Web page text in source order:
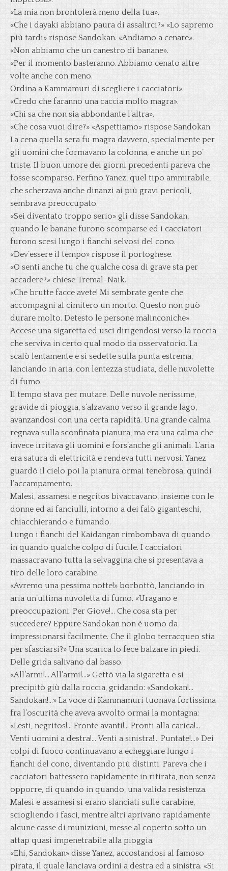
«La mia non brontolerà meno della tua».
«Che i dayaki abbiano paura di assalirci?» «Lo sapremo
più tardi» rispose Sandokan. «Andiamo a cenare».
«Non abbiamo che un canestro di banane».
«Per il momento basteranno. Abbiamo cenato altre
volte anche con meno.
Ordina a Kammamuri di scegliere i cacciatori».
«Credo che faranno una caccia molto magra».
«Chi sa che non sia abbondante l’altra».
«Che cosa vuoi dire?» «Aspettiamo» rispose Sandokan.
La cena quella sera fu magra davvero, specialmente per
gli uomini che formavano la colonna, e anche un po’
triste. Il buon umore dei giorni precedenti pareva che
fosse scomparso. Perfino Yanez, quel tipo ammirabile,
che scherzava anche dinanzi ai più gravi pericoli,
sembrava preoccupato.
«Sei diventato troppo serio» gli disse Sandokan,
quando le banane furono scomparse ed i cacciatori
furono scesi lungo i fianchi selvosi del cono.
«Dev’essere il tempo» rispose il portoghese.
«O senti anche tu che qualche cosa di grave sta per
accadere?» chiese Tremal-Naik.
«Che brutte facce avete! Mi sembrate gente che
accompagni al cimitero un morto. Questo non può
durare molto. Detesto le persone malinconiche».
Accese una sigaretta ed uscì dirigendosi verso la roccia
che serviva in certo qual modo da osservatorio. La
scalò lentamente e si sedette sulla punta estrema,
lanciando in aria, con lentezza studiata, delle nuvolette
di fumo.
Il tempo stava per mutare. Delle nuvole nerissime,
gravide di pioggia, s’alzavano verso il grande lago,
avanzandosi con una certa rapidità. Una grande calma
regnava sulla sconfinata pianura, ma era una calma che
invece irritava gli uomini e fors’anche gli animali. L’aria
era satura di elettricità e rendeva tutti nervosi. Yanez
guardò il cielo poi la pianura ormai tenebrosa, quindi
l’accampamento.
Malesi, assamesi e negritos bivaccavano, insieme con le
donne ed ai fanciulli, intorno a dei falò giganteschi,
chiacchierando e fumando.
Lungo i fianchi del Kaidangan rimbombava di quando
in quando qualche colpo di fucile. I cacciatori
massacravano tutta la selvaggina che si presentava a
tiro delle loro carabine.
«Avremo una pessima notte!» borbottò, lanciando in
aria un’ultima nuvoletta di fumo. «Uragano e
preoccupazioni. Per Giove!… Che cosa sta per
succedere? Eppure Sandokan non è uomo da
impressionarsi facilmente. Che il globo terracqueo stia
per sfasciarsi?» Una scarica lo fece balzare in piedi.
Delle grida salivano dal basso.
«All’armi!… All’armi!…» Gettò via la sigaretta e si
precipitò giù dalla roccia, gridando: «Sandokan!…
Sandokan!…» La voce di Kammamuri tuonava fortissima
fra l’oscurità che aveva avvolto ormai la montagna:
«Lesti, negritos!… Fronte avanti!… Pronti alla carica!…
Venti uomini a destra!… Venti a sinistra!… Puntate!…» Dei
colpi di fuoco continuavano a echeggiare lungo i
fianchi del cono, diventando più distinti. Pareva che i
cacciatori battessero rapidamente in ritirata, non senza
opporre, di quando in quando, una valida resistenza.
Malesi e assamesi si erano slanciati sulle carabine,
sciogliendo i fasci, mentre altri aprivano rapidamente
alcune casse di munizioni, messe al coperto sotto un
attap quasi impenetrabile alla pioggia.
«Ehi, Sandokan» disse Yanez, accostandosi al famoso
pirata, il quale lanciava ordini a destra ed a sinistra. «Si